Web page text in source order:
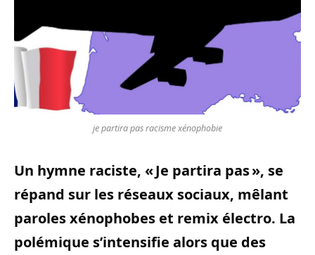
je partira pas racisme xénophobie
Un hymne raciste, « Je partira pas », se
répand sur les réseaux sociaux, mêlant
paroles xénophobes et remix électro. La
polémique s’intensifie alors que des